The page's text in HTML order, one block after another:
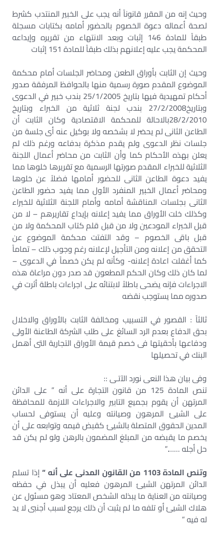
وحيث إنه من المقرر قانوناً أنه يجب على الخبير المنتدب كشرط
لصحة أعماله دعوة الخصوم بالحضور أمامه بكتابات مسجلة
طبقاً للمادة 146 إثبات وبعد الانتهاء من تقريره وإيداعه
المحكمة يجب عليه إعلانهم بذلك طبقاً للمادة 151 إثبات
وحيث إن الثابت بأوراق الطعن ومحاضر الجلسات أمام محكمة
الموضوع المقدم صورة رسمية منها بالحوافظ المرفقة صدور
أحكام تمهيدية فيها بتاريخ 25/1/2005 بندب خبير في الدعوى
وبتاريخ27/2/2008 بندب لجنة ثلاثية من الخبراء وبتاريخ
28/2/2010بالاحالة للمحكمة الاقتصادية وكان الثابت أن
الطاعن الثانى لم يحضر لا بشخصه ولا بوكيل عنه أى جلسة من
جلسات نظر الدعوى ولم يقدم مذكرة بدفاعه ورغم ذلك لم
يعلن بهذه الأحكام كما وأن الثابت من محاضر أعمال اللجنة
الثلاثية للخبراء المقدم صورتها الرسمية مع تقريرها خلوها مما
يفيد دعوة الطاعن الثانى للحضور أمامها فضلاً عن خلوها
ومحاضر أعمال الخبير المنفرد الأول مما يفيد حضور الطاعن
الثانى بجلسات المناقشة أمامه وأمام اللجنة الثلاثية للخبراء
وكذلك خلت الأوراق مما يفيد إعلانه بإيداع تقاريرهم – لا من
قبل الخبراء المودعين ولا من قبل قلم كتاب المحكمة ولا من
قبل باقى الخصوم – وقد التفتت محكمة الموضوع عن
التحقق من إعلانه ومن التأجيل لإعلانه رغم وجوب ذلك – تماماً
كما أغفلت اعادة إعلانه- وكأنه لم يكن خصماً في الدعوى –
لما كان ذلك وكان الحكم المطعون قد صدر دون مراعاة هذه
الاجراءات فإنه يضحى باطلاً لابتنائه على اجراءات باطلة أثرت في
صدوره مما يستوجب نقضه
ثالثاً : القصور في التسبيب ومخالفة الثابت بالأوراق والاخلال
بحق الدفاع بعدم الرد السائغ على طلب الشركة الطاعنة الأولى
ودفاعها بأحقيتها فى خصم قيمة الأوراق التجارية التى أهمل
البنك في تحصيلها
وفى بيان هذا النعى نورد الآتـى ::
تنص المادة 125 من قانون التجارة على أنه ” على الدائن
المرتهن أن يقوم بجميع التابير والاجراءات اللازمة للمحافظة
على الشيئ المرهون وصيانته وعليه أن يستوفى لحساب
المدين الحقوق المتصلة بالشيئ كقبض قيمه وتوابعه على أن
يخصم ما يقبضه من المبلغ المضمون بالرهن ولو لم يكن قد
حل أجله …….”
وتنص المادة 1103 من القانون المدنى على أنه “
إذا تسلم
الدائن المرتهن الشيئ المرهون فعليه أن يبذل في حفظه
وصيانته من العناية ما يبذله الشخص المعتاد وهو مسئول عن
هلاك الشيئ أو تلفه ما لم يثبت أن ذلك يرجع لسبب أجنبى لا يد
له فيه ”